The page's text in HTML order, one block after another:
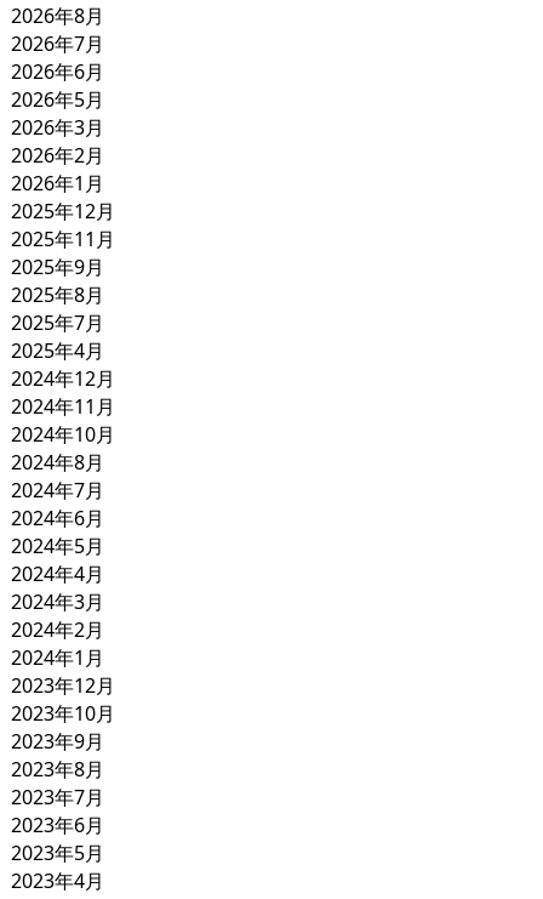
2026年8月
2026年7月
2026年6月
2026年5月
2026年3月
2026年2月
2026年1月
2025年12月
2025年11月
2025年9月
2025年8月
2025年7月
2025年4月
2024年12月
2024年11月
2024年10月
2024年8月
2024年7月
2024年6月
2024年5月
2024年4月
2024年3月
2024年2月
2024年1月
2023年12月
2023年10月
2023年9月
2023年8月
2023年7月
2023年6月
2023年5月
2023年4月